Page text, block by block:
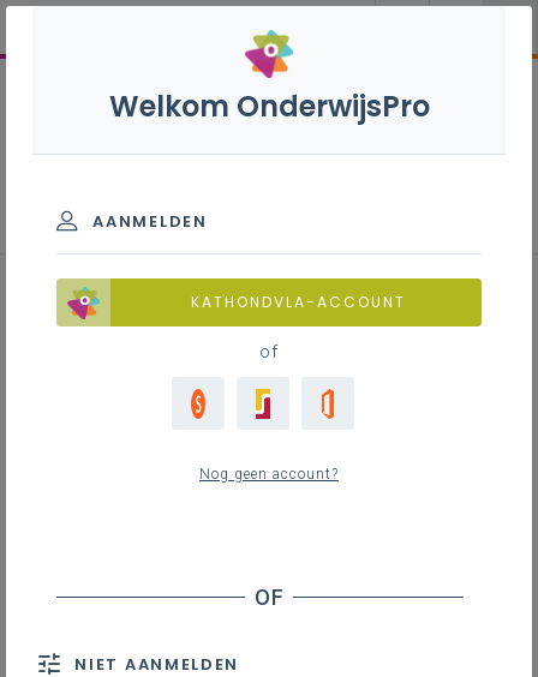
Inhoudstafel
Regionale netwerken
werking maakt plaats voor overleg
consulteren, signaleren en intervisie.
Welkom OnderwijsPro
AANMELDEN
KATHONDVLA-ACCOUNT
of
Nog geen account?
NIET AANMELDEN